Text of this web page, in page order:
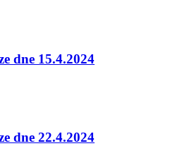
dne 15.4.2024
dne 22.4.2024